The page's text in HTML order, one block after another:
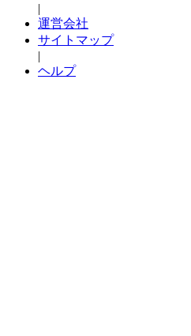
|
運営会社
サイトマップ
|
ヘルプ